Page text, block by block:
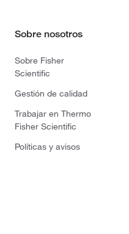
Sobre nosotros
Sobre Fisher
Scientific
Gestión de calidad
Trabajar en Thermo
Fisher Scientific
Políticas y avisos